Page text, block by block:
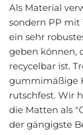
Als Material
sondern PP mit
ein sehr
geben können,
recycelbar ist.
gummimäßige
rutschfest. Wir
die Matten als
der gängigste